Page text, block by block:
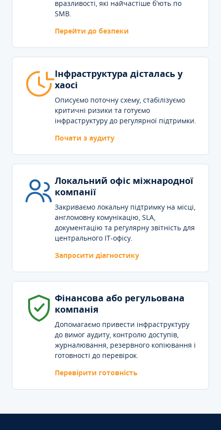
вразливості, які найчастіше б'ють по
SMB.
Перейти до безпеки
Інфраструктура дісталась у
хаосі
Описуємо поточну схему, стабілізуємо
критичні ризики та готуємо
інфраструктуру до регулярної підтримки.
Почати з аудиту
Локальний офіс міжнародної
компанії
Закриваємо локальну підтримку на місці,
англомовну комунікацію, SLA,
документацію та регулярну звітність для
центрального IT-офісу.
Запросити діагностику
Фінансова або регульована
компанія
Допомагаємо привести інфраструктуру
до вимог аудиту, контролю доступів,
журналювання, резервного копіювання і
готовності до перевірок.
Перевірити готовність